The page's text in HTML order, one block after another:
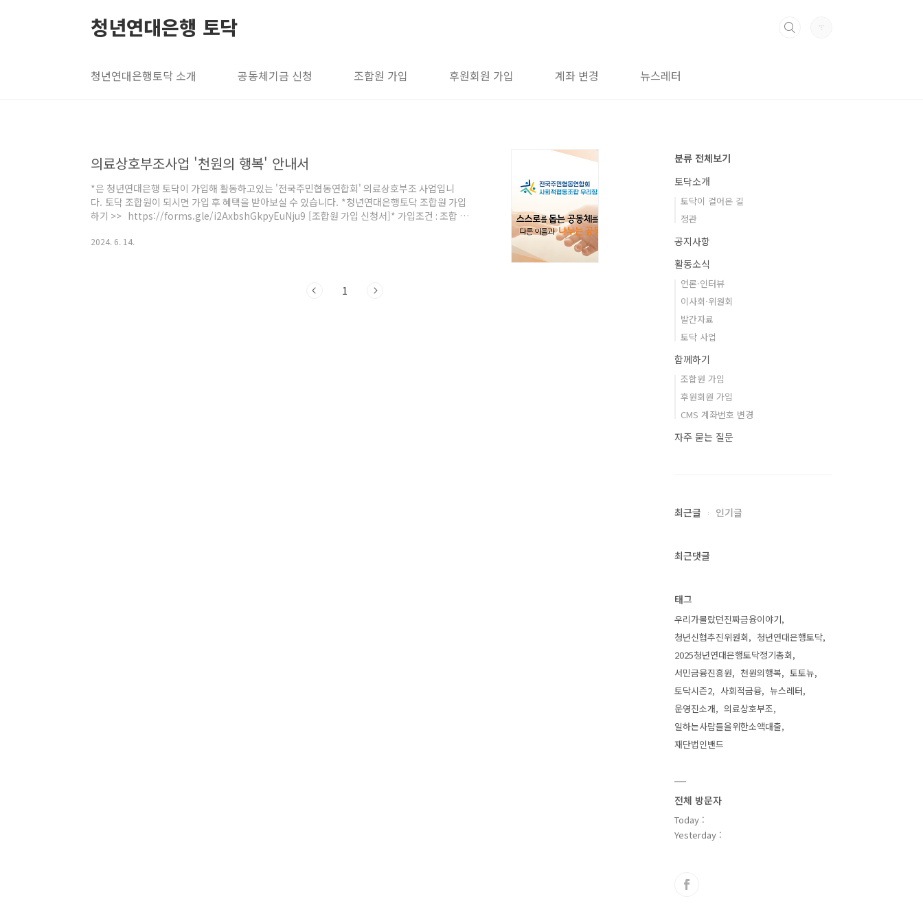
청년연대은행 토닥
청년연대은행토닥 소개 공동체기금 신청 조합원 가입 후원회원 가입 계좌 변경 뉴스레터
의료상호부조사업 '천원의 행복' 안내서
*은 청년연대은행 토닥이 가입해 활동하고있는 '전국주민협동연합회' 의료상호부조 사업입니
다. 토닥 조합원이 되시면 가입 후 혜택을 받아보실 수 있습니다. *청년연대은행토닥 조합원 가입
하기 >> https://forms.gle/i2AxbshGkpyEuNju9 [조합원 가입 신청서]* 가입조건 : 조합 정
관계없이 조합원 자격을 유지할 수 있습니다. * 운영방식 : 청년연대은행 토docs.google.com *
2024. 6. 14.
1
분류 전체보기
토닥소개
토닥이 걸어온 길
정관
공지사항
활동소식
언론·인터뷰
이사회·위원회
발간자료
토닥 사업
함께하기
조합원 가입
후원회원 가입
CMS 계좌번호 변경
자주 묻는 질문
최근글 인기글
최근댓글
태그
우리가몰랐던진짜금융이야기
청년신협추진위원회
청년연대은행토닥
2025청년연대은행토닥정기총회
서민금융진흥원
천원의행복
토토뉴
토닥시즌2
사회적금융
뉴스레터
운영진소개
의료상호부조
일하는사람들을위한소액대출
재단법인밴드
전체 방문자
Today :
Yesterday :